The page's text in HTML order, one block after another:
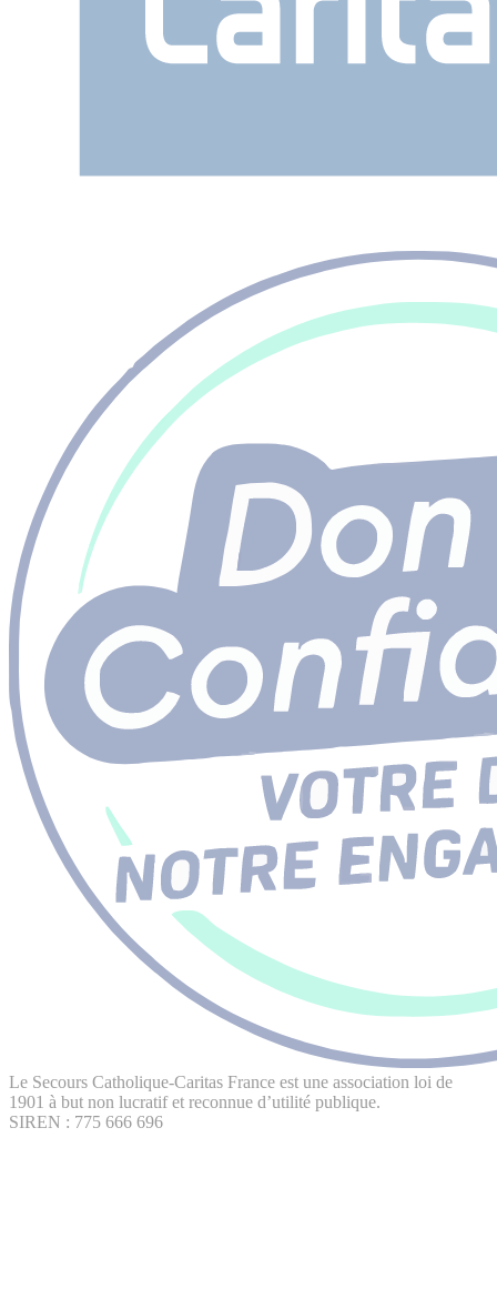
Le Secours Catholique-Caritas France est une association loi de
1901 à but non lucratif et reconnue d’utilité publique.
SIREN : 775 666 696